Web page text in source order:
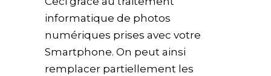
informatique de photos
numériques prises avec votre
Smartphone. On peut ainsi
remplacer partiellement les